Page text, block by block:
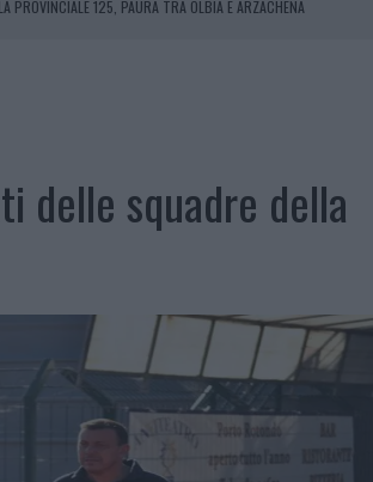
PROVINCIALE 125, PAURA TRA OLBIA E ARZACHENA
delle squadre della